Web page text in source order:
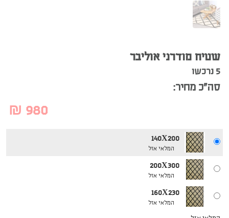
שטיח מודרני אוליבר
5 נרכשו
סה”כ מחיר:
₪ 980
140X200
המלאי אזל
200X300
המלאי אזל
160X230
המלאי אזל